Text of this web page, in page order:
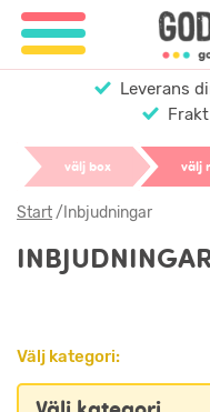
Leverans
välj box välj
Start/ Inbjudningar
Välj kategori: